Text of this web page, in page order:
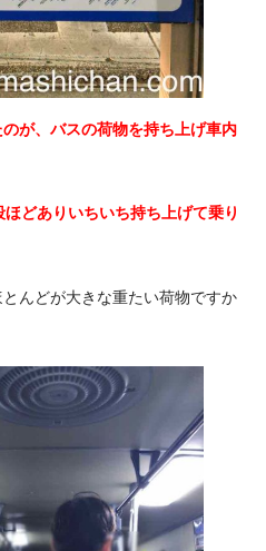
が、バスの荷物を持ち上げ車内
どありいちいち持ち上げて乗り
んどが大きな重たい荷物ですか